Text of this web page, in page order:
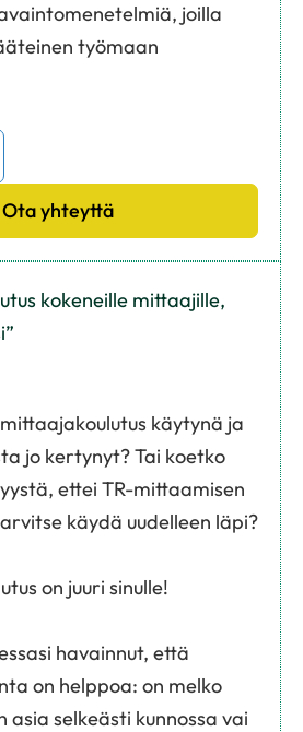
joilla
työmaan
Ota yhteyttä
kokeneille mittaajille,
käytynä ja
jo kertynyt? Tai koetko
ettei TR-mittaamisen
käydä uudelleen läpi?
on juuri sinulle!
havainnut, että
on helppoa: on melko
asia selkeästi kunnossa vai